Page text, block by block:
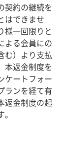
契約の継続を
はできませ
様一回限りと
よる会員にの
む）より支払
本返金制度を
ケートフォー
ランを経て有
返金制度の起